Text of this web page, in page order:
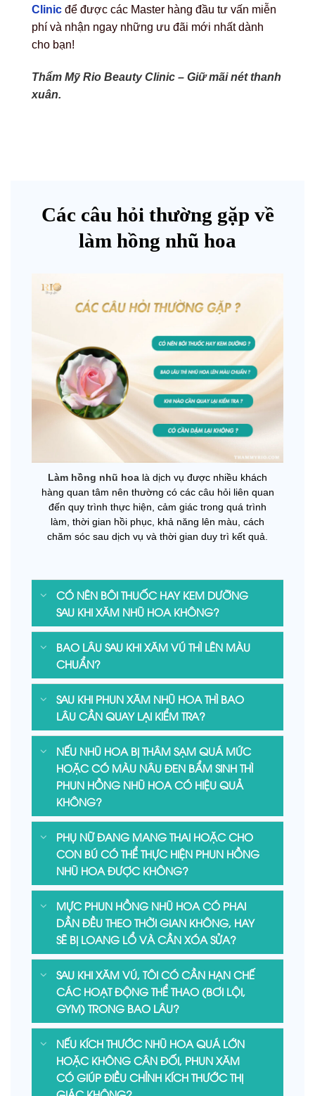
Clinic để được các Master hàng đầu tư vấn miễn
phí và nhận ngay những ưu đãi mới nhất dành
cho bạn!
Thẩm Mỹ Rio Beauty Clinic – Giữ mãi nét thanh
xuân.
Các câu hỏi thường gặp về
làm hồng nhũ hoa
Làm hồng nhũ hoa là dịch vụ được nhiều khách
hàng quan tâm nên thường có các câu hỏi liên quan
đến quy trình thực hiện, cảm giác trong quá trình
làm, thời gian hồi phục, khả năng lên màu, cách
chăm sóc sau dịch vụ và thời gian duy trì kết quả.
CÓ NÊN BÔI THUỐC HAY KEM DƯỠNG
SAU KHI XĂM NHŨ HOA KHÔNG?
BAO LÂU SAU KHI XĂM VÚ THÌ LÊN MÀU
CHUẨN?
SAU KHI PHUN XĂM NHŨ HOA THÌ BAO
LÂU CẦN QUAY LẠI KIỂM TRA?
NẾU NHŨ HOA BỊ THÂM SẠM QUÁ MỨC
HOẶC CÓ MÀU NÂU ĐEN BẨM SINH THÌ
PHUN HỒNG NHŨ HOA CÓ HIỆU QUẢ
KHÔNG?
PHỤ NỮ ĐANG MANG THAI HOẶC CHO
CON BÚ CÓ THỂ THỰC HIỆN PHUN HỒNG
NHŨ HOA ĐƯỢC KHÔNG?
MỰC PHUN HỒNG NHŨ HOA CÓ PHAI
DẦN ĐỀU THEO THỜI GIAN KHÔNG, HAY
SẼ BỊ LOANG LỔ VÀ CẦN XÓA SỬA?
SAU KHI XĂM VÚ, TÔI CÓ CẦN HẠN CHẾ
CÁC HOẠT ĐỘNG THỂ THAO (BƠI LỘI,
GYM) TRONG BAO LÂU?
NẾU KÍCH THƯỚC NHŨ HOA QUÁ LỚN
HOẶC KHÔNG CÂN ĐỐI, PHUN XĂM
CÓ GIÚP ĐIỀU CHỈNH KÍCH THƯỚC THỊ